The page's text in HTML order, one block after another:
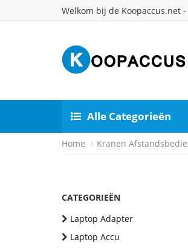
Welkom bij de Koopaccus.net
Alle Categorieën
Home Kranen
CATEGORIEËN
Laptop Adapter
Laptop Accu